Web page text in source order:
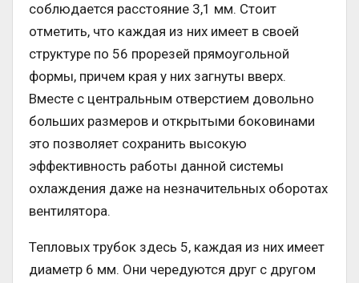
соблюдается расстояние 3,1 мм. Стоит
отметить, что каждая из них имеет в своей
структуре по 56 прорезей прямоугольной
формы, причем края у них загнуты вверх.
Вместе с центральным отверстием довольно
больших размеров и открытыми боковинами
это позволяет сохранить высокую
эффективность работы данной системы
охлаждения даже на незначительных оборотах
вентилятора.
Тепловых трубок здесь 5, каждая из них имеет
диаметр 6 мм. Они чередуются друг с другом